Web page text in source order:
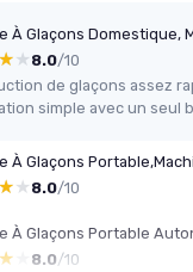
8.0/10
8.0/10
8.0/10